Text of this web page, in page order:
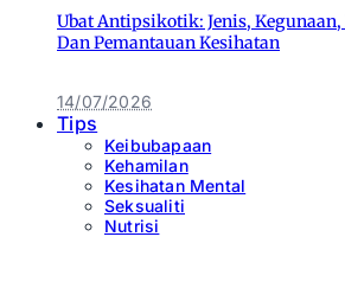
Ubat Antipsikotik: Jenis,
Dan Pemantauan Kesihatan
14/07/2026
Tips
Keibubapaan
Kehamilan
Kesihatan Mental
Seksualiti
Nutrisi